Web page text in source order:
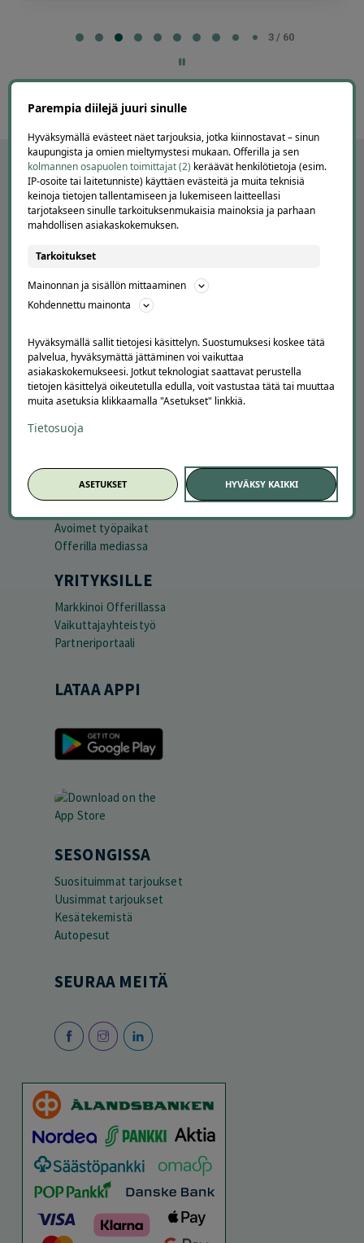
3 / 60
APUA JA NEUVOJA
Peruuta tilaus
Asiakaspalvelu
Kuinka Offerilla toimii
Usein kysytyt kysymykset
Tietoa meistä
Ajankohtaista
Avoimet työpaikat
Offerilla mediassa
YRITYKSILLE
Markkinoi Offerillassa
Vaikuttajayhteistyö
Partneriportaali
LATAA APPI
SESONGISSA
Suosituimmat tarjoukset
Uusimmat tarjoukset
Kesätekemistä
Autopesut
SEURAA MEITÄ
Parempia diilejä juuri sinulle
Hyväksymällä evästeet näet tarjouksia, jotka kiinnostavat – sinun
kaupungista ja omien mieltymystesi mukaan. Offerilla ja sen
kolmannen osapuolen toimittajat (2) keräävät henkilötietoja (esim.
IP-osoite tai laitetunniste) käyttäen evästeitä ja muita teknisiä
keinoja tietojen tallentamiseen ja lukemiseen laitteellasi
tarjotakseen sinulle tarkoituksenmukaisia mainoksia ja parhaan
mahdollisen asiakaskokemuksen.
Tarkoitukset
Mainonnan ja sisällön mittaaminen
Kohdennettu mainonta
Hyväksymällä sallit tietojesi käsittelyn. Suostumuksesi koskee tätä
palvelua, hyväksymättä jättäminen voi vaikuttaa
asiakaskokemukseesi. Jotkut teknologiat saattavat perustella
tietojen käsittelyä oikeutetulla edulla, voit vastustaa tätä tai muuttaa
muita asetuksia klikkaamalla "Asetukset" linkkiä.
Tietosuoja
ASETUKSET HYVÄKSY KAIKKI